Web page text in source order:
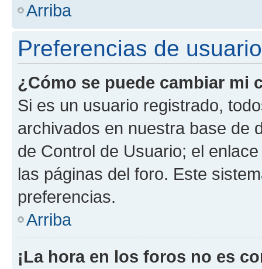
Arriba
Preferencias de
¿Cómo se puede cambiar mi
Si es un usuario registrado,
archivados en nuestra base de
de Control de Usuario; el
las páginas del foro. Este
preferencias.
Arriba
¡La hora en los foros no es